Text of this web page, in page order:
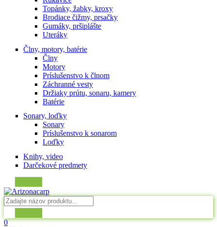
Topánky, žabky, kroxy
Brodiace čižmy, prsačky
Gumáky, pršiplášte
Uteráky
Člny, motory, batérie
Člny
Motory
Príslušenstvo k člnom
Záchranné vesty
Držiaky prútu, sonaru, kamery
Batérie
Sonary, loďky
Sonary
Príslušenstvo k sonarom
Loďky
Knihy, video
Darčekové predmety
0